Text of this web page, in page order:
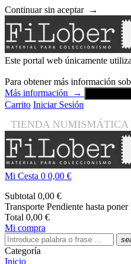
Continuar sin aceptar →
Este portal web únicamente
Para obtener más información
Más información
→
Carrito Iniciar Sesión
TIENDA
Mi Cesta 0 0,00 €
Subtotal 0,00 €
Transporte Pendiente hasta
Total 0,00 €
Mi compra
Categoría
Inicio